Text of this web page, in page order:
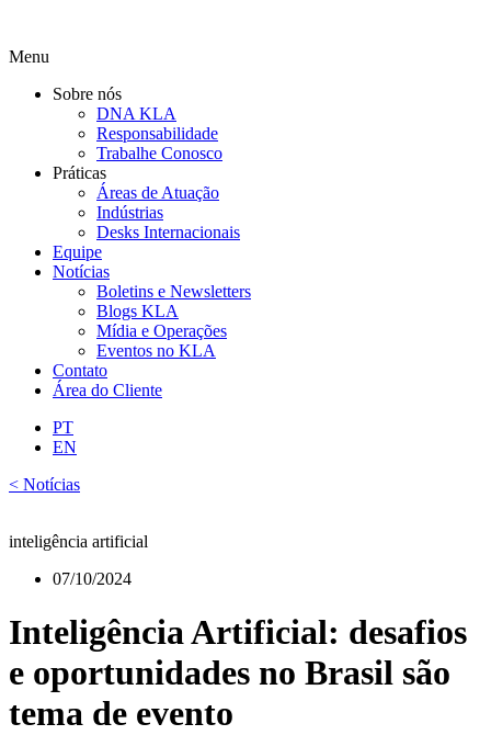
Menu
Sobre nós
DNA KLA
Responsabilidade
Trabalhe Conosco
Práticas
Áreas de Atuação
Indústrias
Desks Internacionais
Equipe
Notícias
Boletins e Newsletters
Blogs KLA
Mídia e Operações
Eventos no KLA
Contato
Área do Cliente
PT
EN
< Notícias
inteligência artificial
07/10/2024
Inteligência Artificial: desafios
e oportunidades no Brasil são
tema de evento